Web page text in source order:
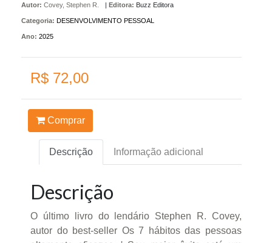
Autor: Covey, Stephen R. Editora: Buzz Editora
Categoria: DESENVOLVIMENTO PESSOAL
Ano: 2025
R$ 72,00
Comprar
Descrição Informação adicional
Descrição
O último livro do lendário Stephen R. Covey,
autor do best-seller Os 7 hábitos das pessoas